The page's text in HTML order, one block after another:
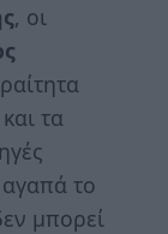
, οι
τα
το
μπορεί